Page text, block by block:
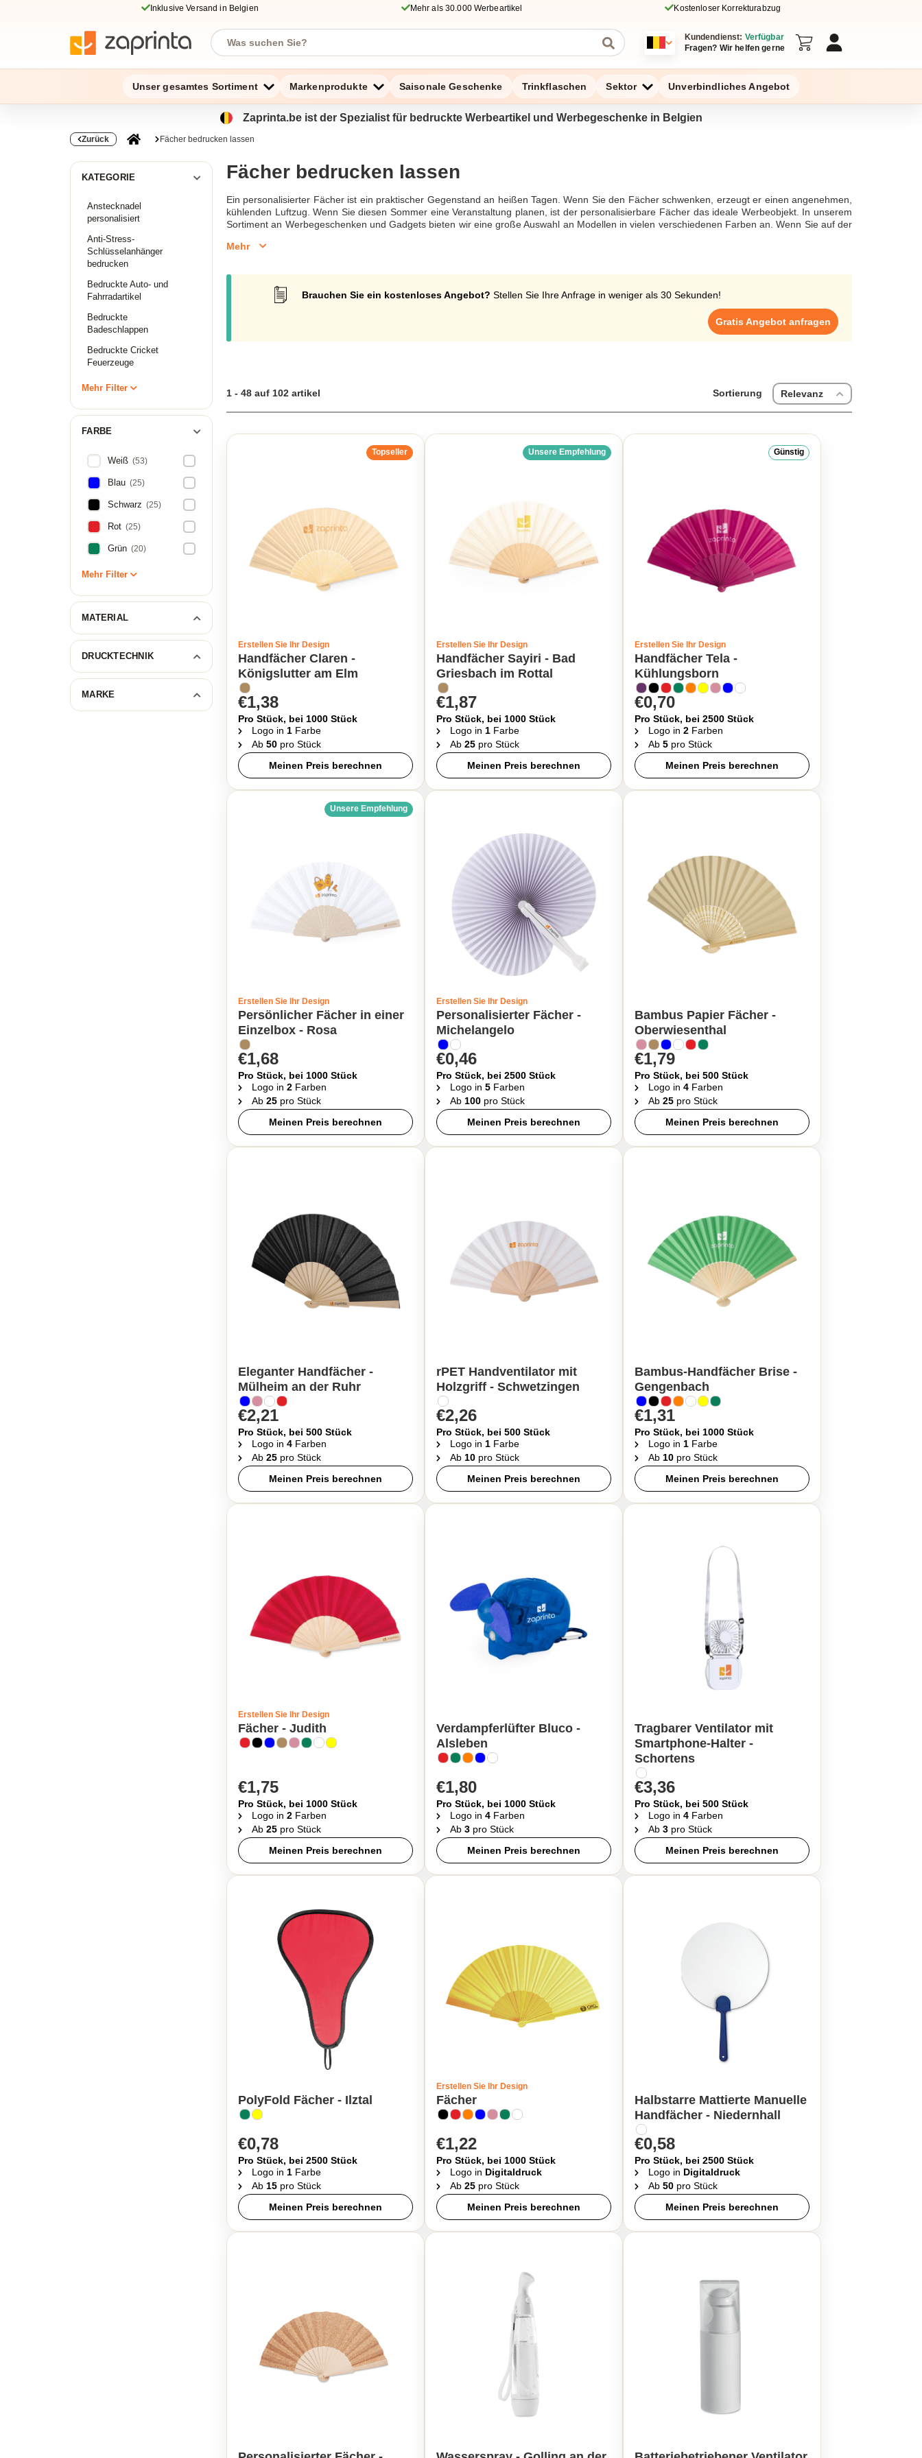
Inklusive Versand in Belgien Mehr als 30.000 Werbeartikel Kostenloser Korrekturabzug
Kundendienst: Verfügbar
Fragen? Wir helfen gerne
Unser gesamtes Sortiment Markenprodukte Saisonale Geschenke Trinkflaschen Sektor Unverbindliches Angebot
Zaprinta.be ist der Spezialist für bedruckte Werbeartikel und Werbegeschenke in Belgien
Zurück Fächer bedrucken lassen
KATEGORIE
Anstecknadel
personalisiert
Anti-Stress-
Schlüsselanhänger
bedrucken
Bedruckte Auto- und
Fahrradartikel
Bedruckte
Badeschlappen
Bedruckte Cricket
Feuerzeuge
Mehr Filter
FARBE
Weiß (53)
Blau (25)
Schwarz (25)
Rot (25)
Grün (20)
Mehr Filter
MATERIAL
DRUCKTECHNIK
MARKE
Fächer bedrucken lassen
Ein personalisierter Fächer ist ein praktischer Gegenstand an heißen Tagen. Wenn Sie den Fächer schwenken, erzeugt er einen angenehmen,
kühlenden Luftzug. Wenn Sie diesen Sommer eine Veranstaltung planen, ist der personalisierbare Fächer das ideale Werbeobjekt. In unserem
Sortiment an Werbegeschenken und Gadgets bieten wir eine große Auswahl an Modellen in vielen verschiedenen Farben an. Wenn Sie auf der
eignen sich auch hervorragend für Hochzeiten bei heißem Wetter. Sie ermöglichen es Ihren Gästen, sich auf elegante Weise zu erfrischen und
Wählen Sie Ihren individuellen Werbefächer mit Ihrem Text oder Logo. Ideal für Hochzeiten und andere Veranstaltungen.
Fächer bedrucken lassen
Mehr
Brauchen Sie ein kostenloses Angebot? Stellen Sie Ihre Anfrage in weniger als 30 Sekunden!
Gratis Angebot anfragen
1 - 48 auf 102 artikel Sortierung Relevanz
Topseller
Erstellen Sie Ihr Design
Handfächer Claren -
Königslutter am Elm
€1,38
Pro Stück, bei 1000 Stück
Logo in 1 Farbe
Ab 50 pro Stück
Meinen Preis berechnen
Unsere Empfehlung
Erstellen Sie Ihr Design
Handfächer Sayiri - Bad
Griesbach im Rottal
€1,87
Pro Stück, bei 1000 Stück
Logo in 1Farbe
Ab 25pro Stück
Meinen Preis berechnen
Günstig
Erstellen Sie Ihr Design
Handfächer Tela -
Kühlungsborn
€0,70
Pro Stück, bei 2500 Stück
Logo in 2Farben
Ab 5pro Stück
Meinen Preis berechnen
Unsere Empfehlung
Erstellen Sie Ihr Design
Persönlicher Fächer in einer
Einzelbox - Rosa
€1,68
Pro Stück, bei 1000 Stück
Logo in 2 Farben
Ab 25 pro Stück
Meinen Preis berechnen
Erstellen Sie Ihr Design
Personalisierter Fächer -
Michelangelo
€0,46
Pro Stück, bei 2500 Stück
Logo in 5Farben
Ab 100pro Stück
Meinen Preis berechnen
Bambus Papier Fächer -
Oberwiesenthal
€1,79
Pro Stück, bei 500 Stück
Logo in 4Farben
Ab 25pro Stück
Meinen Preis berechnen
Eleganter Handfächer -
Mülheim an der Ruhr
€2,21
Pro Stück, bei 500 Stück
Logo in 4 Farben
Ab 25 pro Stück
Meinen Preis berechnen
rPET Handventilator mit
Holzgriff - Schwetzingen
€2,26
Pro Stück, bei 500 Stück
Logo in 1Farbe
Ab 10pro Stück
Meinen Preis berechnen
Bambus-Handfächer Brise -
Gengenbach
€1,31
Pro Stück, bei 1000 Stück
Logo in 1Farbe
Ab 10pro Stück
Meinen Preis berechnen
Erstellen Sie Ihr Design
Fächer - Judith
€1,75
Pro Stück, bei 1000 Stück
Logo in 2 Farben
Ab 25 pro Stück
Meinen Preis berechnen
Verdampferlüfter Bluco -
Alsleben
€1,80
Pro Stück, bei 1000 Stück
Logo in 4Farben
Ab 3pro Stück
Meinen Preis berechnen
Tragbarer Ventilator mit
Smartphone-Halter -
Schortens
€3,36
Pro Stück, bei 500 Stück
Logo in 4Farben
Ab 3pro Stück
Meinen Preis berechnen
PolyFold Fächer - Ilztal
€0,78
Pro Stück, bei 2500 Stück
Logo in 1 Farbe
Ab 15 pro Stück
Meinen Preis berechnen
Erstellen Sie Ihr Design
Fächer
€1,22
Pro Stück, bei 1000 Stück
Logo in Digitaldruck
Ab 25pro Stück
Meinen Preis berechnen
Halbstarre Mattierte Manuelle
Handfächer - Niedernhall
€0,58
Pro Stück, bei 2500 Stück
Logo in Digitaldruck
Ab 50pro Stück
Meinen Preis berechnen